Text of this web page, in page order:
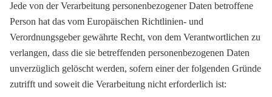
Jede von der Verarbeitung personenbezogener Daten betroffene
Person hat das vom Europäischen Richtlinien- und
Verordnungsgeber gewährte Recht, von dem Verantwortlichen zu
verlangen, dass die sie betreffenden personenbezogenen Daten
unverzüglich gelöscht werden, sofern einer der folgenden Gründe
zutrifft und soweit die Verarbeitung nicht erforderlich ist: